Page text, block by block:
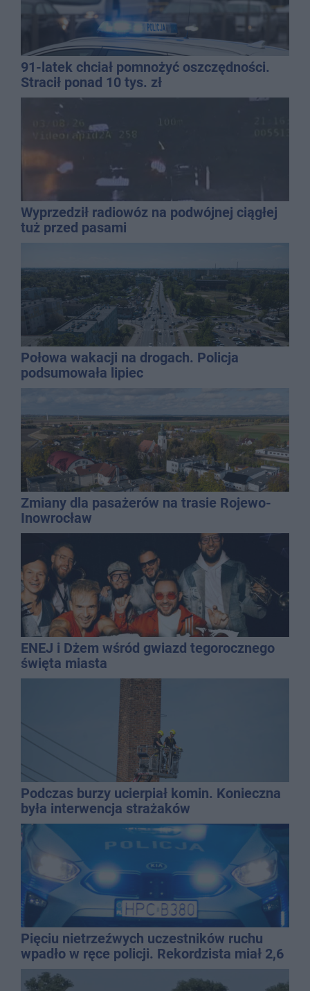
91-latek chciał pomnożyć oszczędności.
Stracił ponad 10 tys. zł
Wyprzedził radiowóz na podwójnej ciągłej
tuż przed pasami
Połowa wakacji na drogach. Policja
podsumowała lipiec
Zmiany dla pasażerów na trasie Rojewo-
Inowrocław
ENEJ i Dżem wśród gwiazd tegorocznego
święta miasta
Podczas burzy ucierpiał komin. Konieczna
była interwencja strażaków
Pięciu nietrzeźwych uczestników ruchu
wpadło w ręce policji. Rekordzista miał 2,6
promila